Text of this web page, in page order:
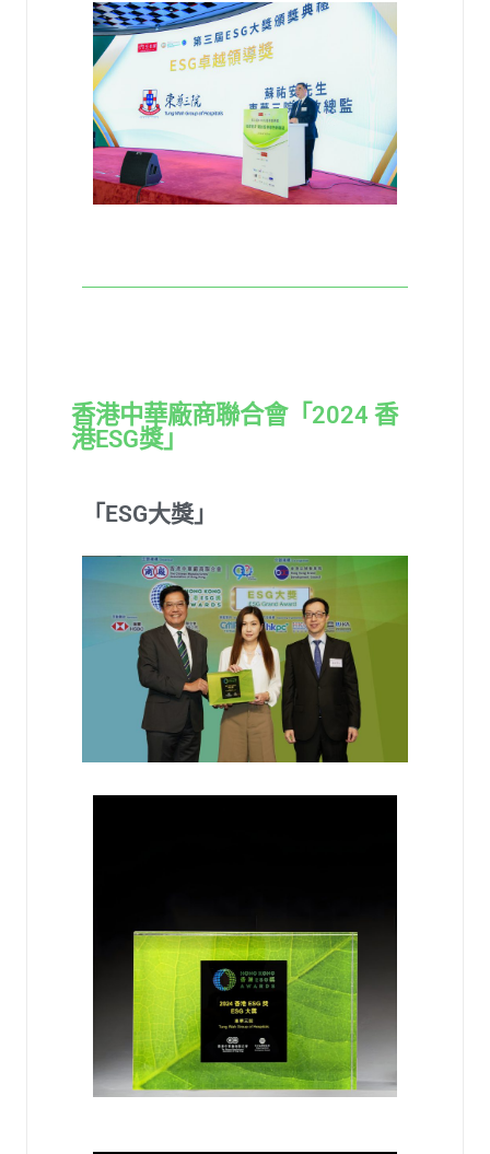
香港中華廠商聯合會「2024 香
港ESG獎」
「ESG大獎」